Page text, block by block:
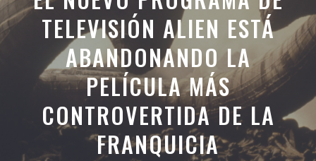
TELEVISIÓN ALIEN ESTÁ
ABANDONANDO LA
PELÍCULA MÁS
CONTROVERTIDA DE LA
FRANQUICIA